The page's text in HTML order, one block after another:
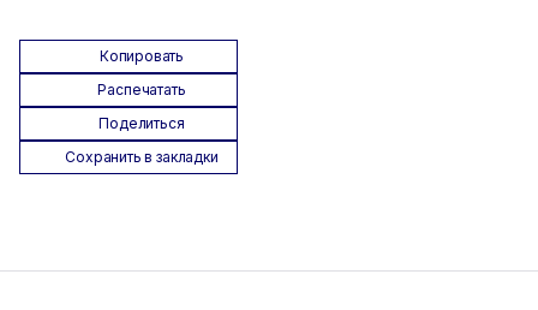
Копировать
Распечатать
Поделиться
Сохранить в закладки